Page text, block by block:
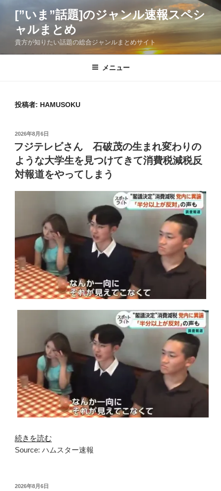
ツ
[”いま”話題]のジャンル速報スペシ
ャルまとめ
貴方が知りたい話題の総合ジャンルまとめサイト
メニュー
投稿者: HAMUSOKU
投
稿
日:
2026年8月6日
フジテレビさん 石破茂の生まれ変わりの
ような大学生を見つけてきて消費税減税反
対報道をやってしまう
続きを読む
Source: ハムスター速報
投
2026年8月6日